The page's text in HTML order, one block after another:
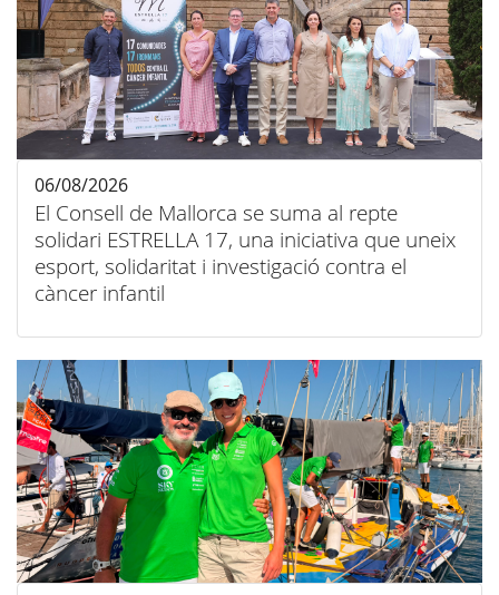
El Consell de Mallorca se suma al repte
solidari ESTRELLA 17, una iniciativa que uneix
esport, solidaritat i investigació contra el
càncer infantil
06/08/2026